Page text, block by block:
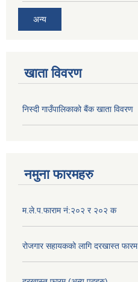
अन्य
खाता विवरण
निस्दी गाउँपालिकाको बैंक खाता विवरण
नमुना फारमहरु
म.ले.प.फाराम नं:२०२ र २०२ क
रोजगार सहायकको लागि दरखास्त फारम